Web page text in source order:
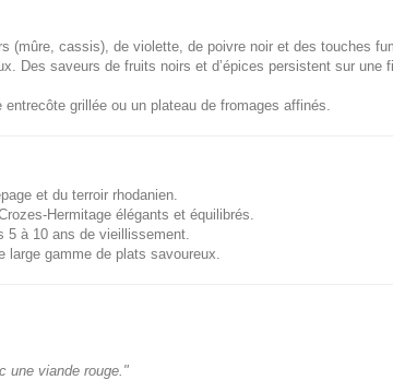
(mûre, cassis), de violette, de poivre noir et des touches
Des saveurs de fruits noirs et d’épices persistent sur une
grillée ou un plateau de fromages affinés.
et du terroir rhodanien.
Hermitage élégants et équilibrés.
5 à 10 ans de vieillissement.
large gamme de plats savoureux.
une viande rouge."